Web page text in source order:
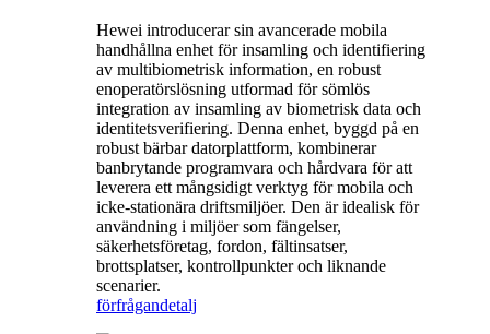
Hewei introducerar sin avancerade mobila
handhållna enhet för insamling och identifiering
av multibiometrisk information, en robust
enoperatörslösning utformad för sömlös
integration av insamling av biometrisk data och
identitetsverifiering. Denna enhet, byggd på en
robust bärbar datorplattform, kombinerar
banbrytande programvara och hårdvara för att
leverera ett mångsidigt verktyg för mobila och
icke-stationära driftsmiljöer. Den är idealisk för
användning i miljöer som fängelser,
säkerhetsföretag, fordon, fältinsatser,
brottsplatser, kontrollpunkter och liknande
scenarier.
förfrågandetalj